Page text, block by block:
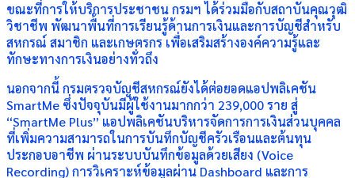
ขณะที่การให้บริการประชาชน กรมฯ ได้ร่วมมือกับสถาบันคุณวุฒิ
วิชาชีพ พัฒนาพื้นที่การเรียนรู้ด้านการเงินและการบัญชีสำหรับ
สหกรณ์ สมาชิก และเกษตรกร เพื่อเสริมสร้างองค์ความรู้และ
ทักษะทางการเงินอย่างทั่วถึง
นอกจากนี้ กรมตรวจบัญชีสหกรณ์ยังได้ต่อยอดแอปพลิเคชัน
SmartMe ซึ่งปัจจุบันมีผู้ใช้งานมากกว่า 239,000 ราย สู่
“SmartMe Plus” แอปพลิเคชันบริหารจัดการการเงินส่วนบุคคล
ที่เพิ่มความสามารถในการบันทึกบัญชีครัวเรือนและต้นทุน
ประกอบอาชีพ ผ่านระบบบันทึกข้อมูลด้วยเสียง (Voice
Recording) การวิเคราะห์ข้อมูลผ่าน Dashboard และการ